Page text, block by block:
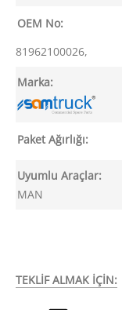
OEM No:
81962100026,
Marka:
Paket Ağırlığı:
Uyumlu Araçlar:
MAN
TEKLİF ALMAK İÇİN: